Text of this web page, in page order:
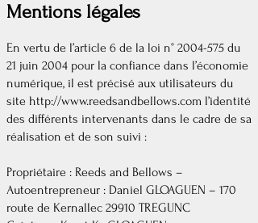
Mentions légales
En vertu de l’article 6 de la loi n° 2004-575 du
21 juin 2004 pour la confiance dans l’économie
numérique, il est précisé aux utilisateurs du
site http://www.reedsandbellows.com l’identité
des différents intervenants dans le cadre de sa
réalisation et de son suivi :
Propriétaire : Reeds and Bellows –
Autoentrepreneur : Daniel GLOAGUEN – 170
route de Kernallec 29910 TREGUNC